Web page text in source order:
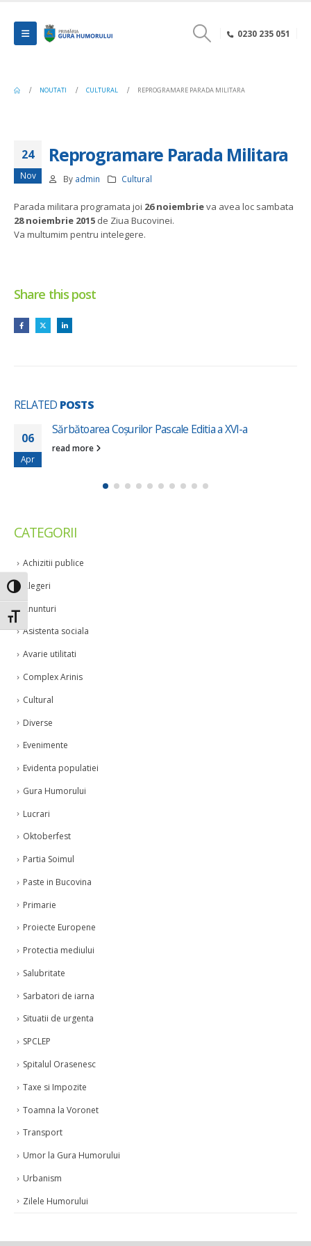
Toggle High Contrast
Toggle Font size
0230 235 051
NOUTATI CULTURAL REPROGRAMARE PARADA MILITARA
24
Nov
Reprogramare Parada Militara
By admin Cultural
Parada militara programata joi 26 noiembrieva avea loc sambata
28 noiembrie 2015 de Ziua Bucovinei.
Va multumim pentru intelegere.
Share this post
RELATED POSTS
06
Apr
Sărbătoarea Coșurilor Pascale Editia a XVI-a
read more
CATEGORII
Achizitii publice
Alegeri
Anunturi
Asistenta sociala
Avarie utilitati
Complex Arinis
Cultural
Diverse
Evenimente
Evidenta populatiei
Gura Humorului
Lucrari
Oktoberfest
Partia Soimul
Paste in Bucovina
Primarie
Proiecte Europene
Protectia mediului
Salubritate
Sarbatori de iarna
Situatii de urgenta
SPCLEP
Spitalul Orasenesc
Taxe si Impozite
Toamna la Voronet
Transport
Umor la Gura Humorului
Urbanism
Zilele Humorului